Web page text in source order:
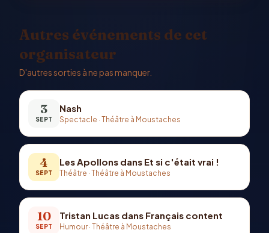
Autres événements de cet
organisateur
D'autres sorties à ne pas manquer.
3
SEPT
Nash
Spectacle · Théâtre à Moustaches
4
SEPT
Les Apollons dans Et si c'était vrai !
Théâtre · Théâtre à Moustaches
10
SEPT
Tristan Lucas dans Français content
Humour · Théâtre à Moustaches